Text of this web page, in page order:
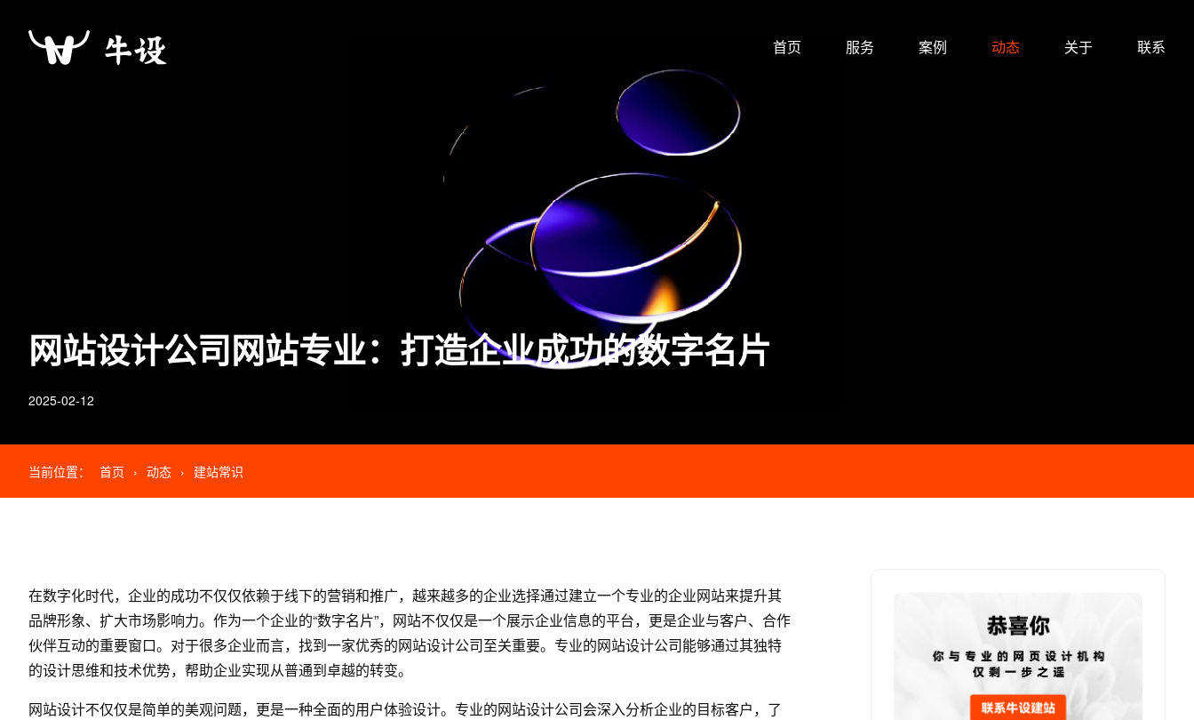
首页 服务 案例 动态 关于 联系
网站设计公司网站专业：打造企业成功的数字名片
2025-02-12
当前位置： 首页 › 动态 › 建站常识
在数字化时代，企业的成功不仅仅依赖于线下的营销和推广，越来越多的企业选择通过建立一个专业的企业网站来提升其
品牌形象、扩大市场影响力。作为一个企业的“数字名片”，网站不仅仅是一个展示企业信息的平台，更是企业与客户、合作
伙伴互动的重要窗口。对于很多企业而言，找到一家优秀的网站设计公司至关重要。专业的网站设计公司能够通过其独特
的设计思维和技术优势，帮助企业实现从普通到卓越的转变。
网站设计不仅仅是简单的美观问题，更是一种全面的用户体验设计。专业的网站设计公司会深入分析企业的目标客户，了